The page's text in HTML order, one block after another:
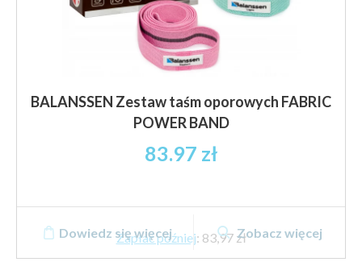
BALANSSEN Zestaw taśm oporowych FABRIC
POWER BAND
83.97 zł
Zapłać później: 83,97 zł
Dowiedz się więcej Zobacz więcej